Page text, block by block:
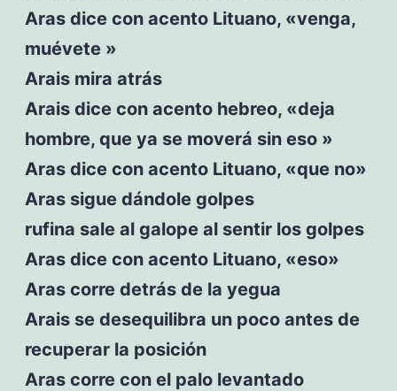
Aras dice con acento Lituano, «venga,
muévete »
Arais mira atrás
Arais dice con acento hebreo, «deja
hombre, que ya se moverá sin eso »
Aras dice con acento Lituano, «que no»
Aras sigue dándole golpes
rufina sale al galope al sentir los golpes
Aras dice con acento Lituano, «eso»
Aras corre detrás de la yegua
Arais se desequilibra un poco antes de
recuperar la posición
Aras corre con el palo levantado